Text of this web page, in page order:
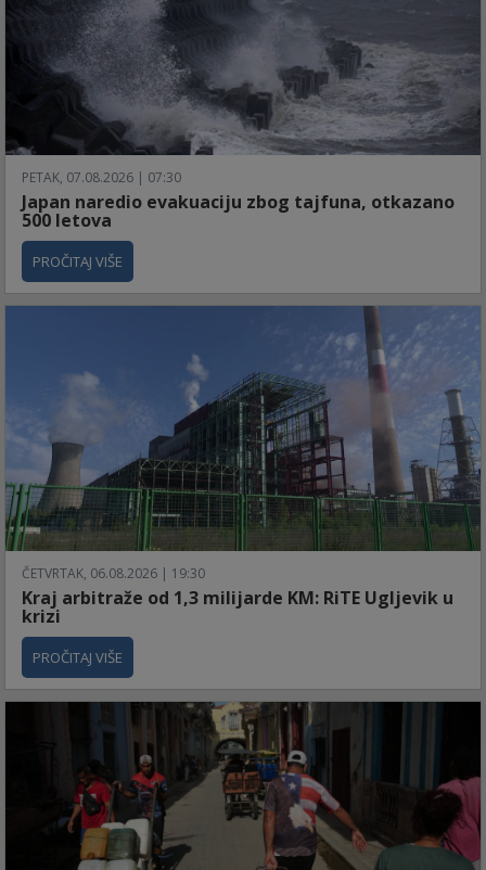
PETAK, 07.08.2026 | 07:30
Japan naredio evakuaciju zbog tajfuna, otkazano
500 letova
PROČITAJ VIŠE
ČETVRTAK, 06.08.2026 | 19:30
Kraj arbitraže od 1,3 milijarde KM: RiTE Ugljevik u
krizi
PROČITAJ VIŠE